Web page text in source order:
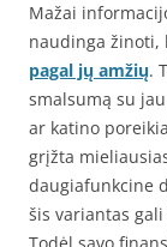
Mažai
naudinga žinoti,
pagal jų amžių.
smalsumą su
ar katino
grįžta
daugiafunkcine
šis variantas